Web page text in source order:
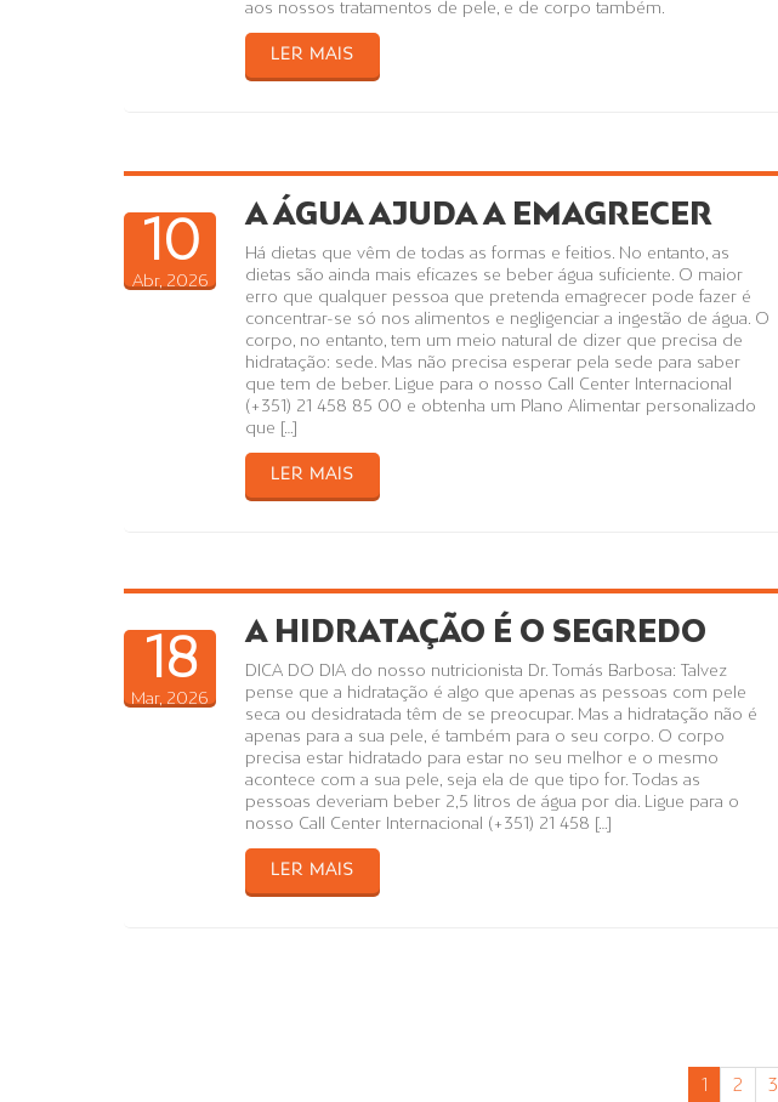
aos nossos tratamentos de pele, e de corpo também.
LER MAIS
10
Abr, 2026
A ÁGUA AJUDA A EMAGRECER
Há dietas que vêm de todas as formas e feitios. No entanto, as
dietas são ainda mais eficazes se beber água suficiente. O maior
erro que qualquer pessoa que pretenda emagrecer pode fazer é
concentrar-se só nos alimentos e negligenciar a ingestão de água. O
corpo, no entanto, tem um meio natural de dizer que precisa de
hidratação: sede. Mas não precisa esperar pela sede para saber
que tem de beber. Ligue para o nosso Call Center Internacional
(+351) 21 458 85 00 e obtenha um Plano Alimentar personalizado
que […]
LER MAIS
18
Mar, 2026
A HIDRATAÇÃO É O SEGREDO
DICA DO DIA do nosso nutricionista Dr. Tomás Barbosa: Talvez
pense que a hidratação é algo que apenas as pessoas com pele
seca ou desidratada têm de se preocupar. Mas a hidratação não é
apenas para a sua pele, é também para o seu corpo. O corpo
precisa estar hidratado para estar no seu melhor e o mesmo
acontece com a sua pele, seja ela de que tipo for. Todas as
pessoas deveriam beber 2,5 litros de água por dia. Ligue para o
nosso Call Center Internacional (+351) 21 458 […]
LER MAIS
2 3